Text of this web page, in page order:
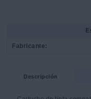
Fabricante:
Descripción